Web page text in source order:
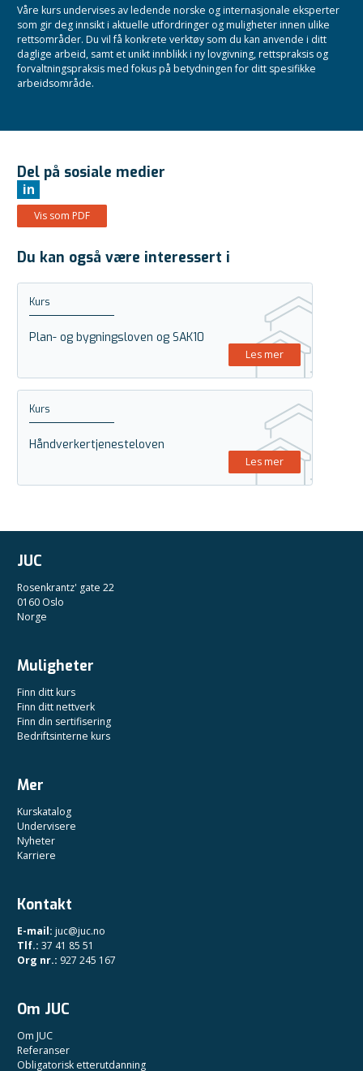
Våre kurs undervises av ledende norske og internasjonale eksperter
som gir deg innsikt i aktuelle utfordringer og muligheter innen ulike
rettsområder. Du vil få konkrete verktøy som du kan anvende i ditt
daglige arbeid, samt et unikt innblikk i ny lovgivning, rettspraksis og
forvaltningspraksis med fokus på betydningen for ditt spesifikke
arbeidsområde.
Del på sosiale medier
in
Vis som PDF
Du kan også være interessert i
Kurs
Plan- og bygningsloven og SAK10
Les mer
Kurs
Håndverkertjenesteloven
Les mer
JUC
Rosenkrantz' gate 22
0160 Oslo
Norge
Muligheter
Finn ditt kurs
Finn ditt nettverk
Finn din sertifisering
Bedriftsinterne kurs
Mer
Kurskatalog
Undervisere
Nyheter
Karriere
Kontakt
E-mail: juc@juc.no
Tlf.: 37 41 85 51
Org nr.: 927 245 167
Om JUC
Om JUC
Referanser
Obligatorisk etterutdanning